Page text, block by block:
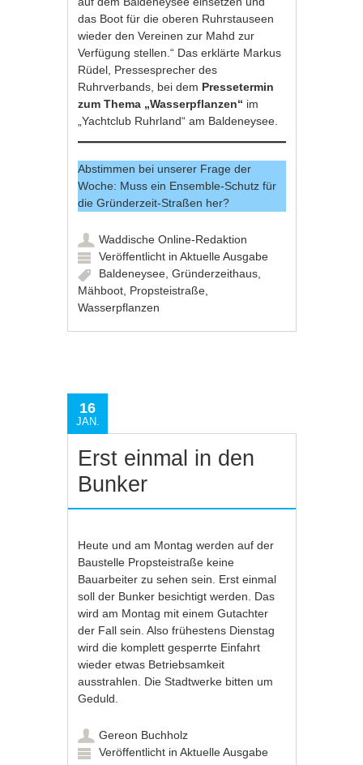
das Boot für die oberen Ruhrstauseen
wieder den Vereinen zur Mahd zur
Verfügung stellen.“ Das erklärte Markus
Rüdel, Pressesprecher des
Ruhrverbands, bei dem Pressetermin
zum Thema „Wasserpflanzen“ im
„Yachtclub Ruhrland“ am Baldeneysee.
Abstimmen bei unserer Frage der
Woche: Muss ein Ensemble-Schutz für
die Gründerzeit-Straßen her?
Waddische Online-Redaktion
Veröffentlicht inAktuelle Ausgabe
Baldeneysee ,Gründerzeithaus
Mähboot Propsteistraße
Wasserpflanzen
16
JAN.
Erst einmal in den
Bunker
Heute und am Montag werden auf der
Baustelle Propsteistraße keine
Bauarbeiter zu sehen sein. Erst einmal
soll der Bunker besichtigt werden. Das
wird am Montag mit einem Gutachter
der Fall sein. Also frühestens Dienstag
wird die komplett gesperrte Einfahrt
wieder etwas Betriebsamkeit
ausstrahlen. Die Stadtwerke bitten um
Geduld.
Gereon Buchholz
Veröffentlicht inAktuelle Ausgabe